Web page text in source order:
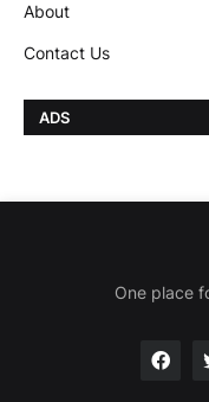
About
Contact Us
ADS
One place